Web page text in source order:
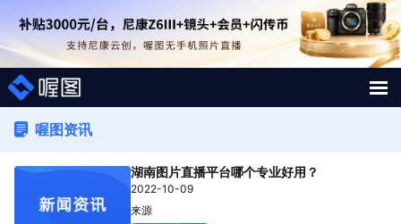
解决方案
照片案例
喔图资讯
湖南图片直播平台哪个专业好用？
2022-10-09
来源